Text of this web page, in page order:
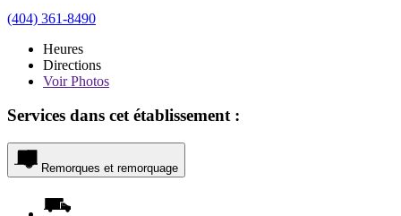
(404) 361-8490
Heures
Directions
VoirPhotos
Services dans cet établissement :
Remorques et remorquage